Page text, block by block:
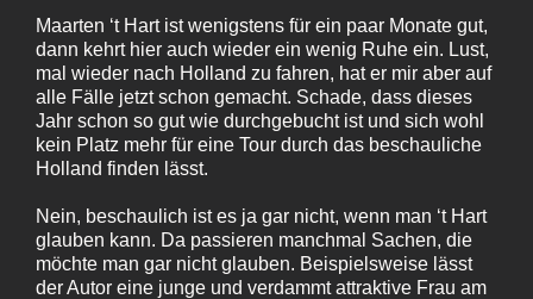
Maarten ‘t Hart ist wenigstens für ein paar Monate gut,
dann kehrt hier auch wieder ein wenig Ruhe ein. Lust,
mal wieder nach Holland zu fahren, hat er mir aber auf
alle Fälle jetzt schon gemacht. Schade, dass dieses
Jahr schon so gut wie durchgebucht ist und sich wohl
kein Platz mehr für eine Tour durch das beschauliche
Holland finden lässt.
Nein, beschaulich ist es ja gar nicht, wenn man ‘t Hart
glauben kann. Da passieren manchmal Sachen, die
möchte man gar nicht glauben. Beispielsweise lässt
der Autor eine junge und verdammt attraktive Frau am